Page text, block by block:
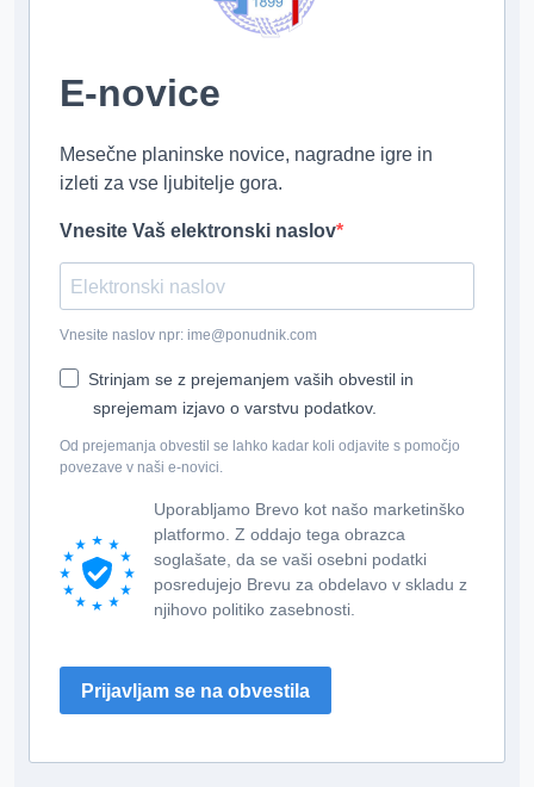
E-novice
Mesečne planinske novice, nagradne igre in
izleti za vse ljubitelje gora.
Vnesite Vaš elektronski naslov
Vnesite naslov npr: ime@ponudnik.com
Strinjam se z prejemanjem vaših obvestil in
sprejemam izjavo o varstvu podatkov.
Od prejemanja obvestil se lahko kadar koli odjavite s pomočjo
povezave v naši e-novici.
Uporabljamo Brevo kot našo marketinško
platformo. Z oddajo tega obrazca
soglašate, da se vaši osebni podatki
posredujejo Brevu za obdelavo v skladu z
njihovo politiko zasebnosti.
Prijavljam se na obvestila